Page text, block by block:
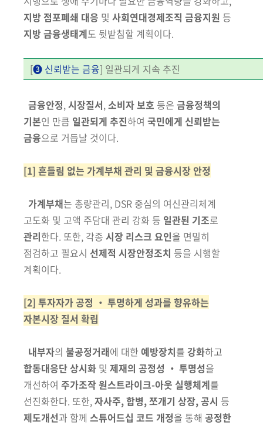
지방 점포폐쇄 대응 및 사회연대경제조직 금융지원 등
지방 금융생태계도 뒷받침할 계획이다.
[❸ 신뢰받는 금융] 일관되게 지속 추진
금융안정, 시장질서, 소비자 보호 등은 금융정책의
기본인 만큼 일관되게 추진하여 국민에게 신뢰받는
금융으로 거듭날 것이다.
[1] 흔들림 없는 가계부채 관리 및 금융시장 안정
가계부채는 총량관리, DSR 중심의 여신관리체계
고도화 및 고액 주담대 관리 강화 등 일관된 기조로
관리한다. 또한, 각종 시장 리스크 요인을 면밀히
점검하고 필요시 선제적 시장안정조치 등을 시행할
계획이다.
[2] 투자자가 공정 ‧ 투명하게 성과를 향유하는
자본시장 질서 확립
내부자의 불공정거래에 대한 예방장치를 강화하고
합동대응단 상시화 및 제재의 공정성 ‧ 투명성을
개선하여 주가조작 원스트라이크-아웃 실행체계를
선진화한다. 또한, 자사주, 합병, 쪼개기 상장, 공시 등
제도개선과 함께 스튜어드십 코드 개정을 통해 공정한